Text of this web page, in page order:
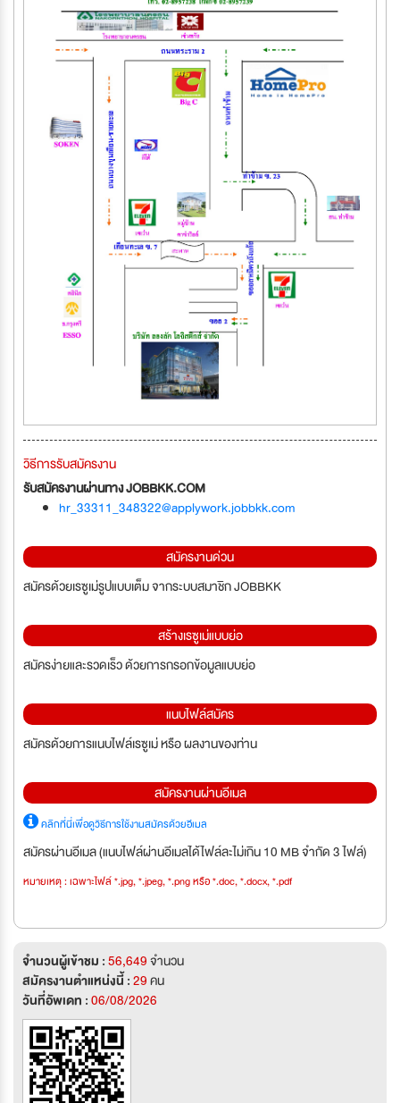
วิธีการรับสมัครงาน
รับสมัครงานผ่านทาง JOBBKK.COM
hr_33311_348322@applywork.jobbkk.com
สมัครงานด่วน
สมัครด้วยเรซูเม่รูปแบบเต็ม จากระบบสมาชิก JOBBKK
สร้างเรซูเม่แบบย่อ
สมัครง่ายและรวดเร็ว ด้วยการกรอกข้อมูลแบบย่อ
แนบไฟล์สมัคร
สมัครด้วยการแนบไฟล์เรซูเม่ หรือ ผลงานของท่าน
สมัครงานผ่านอีเมล
คลิกที่นี่เพื่อดูวิธีการใช้งานสมัครด้วยอีเมล
สมัครผ่านอีเมล (แนบไฟล์ผ่านอีเมลได้ไฟล์ละไม่เกิน 10 MB จำกัด 3 ไฟล์)
หมายเหตุ : เฉพาะไฟล์ *.jpg, *.jpeg, *.png หรือ *.doc, *.docx, *.pdf
จำนวนผู้เข้าชม :56,649จำนวน
สมัครงานตำแหน่งนี้ :29คน
วันที่อัพเดท :06/08/2026